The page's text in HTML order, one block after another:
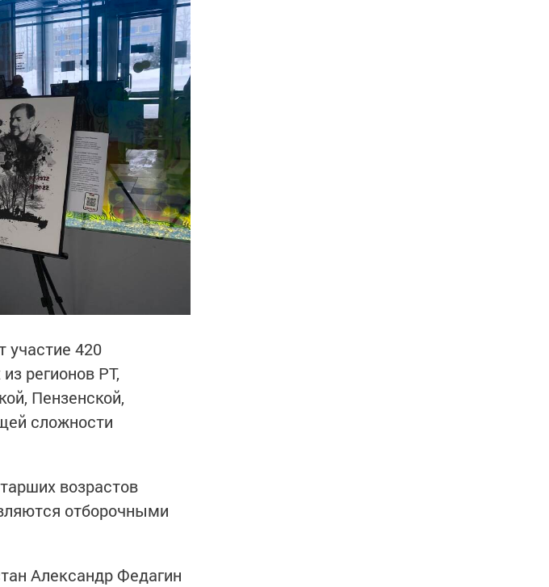
участие 420
регионов РТ,
Пензенской,
сложности
возрастов
отборочными
Александр Федагин